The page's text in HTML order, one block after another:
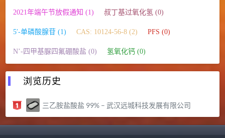
2021年端午节放假通知 (1) 叔丁基过氧化氢 (0)
5′-单磷酸腺苷 (1) CAS: 10124-56-8 (2) PFS (0)
N’-四甲基脲四氟硼酸盐 (0) 氢氧化钙 (0)
浏览历史
三乙胺盐酸盐 99% – 武汉远城科技发展有限公司